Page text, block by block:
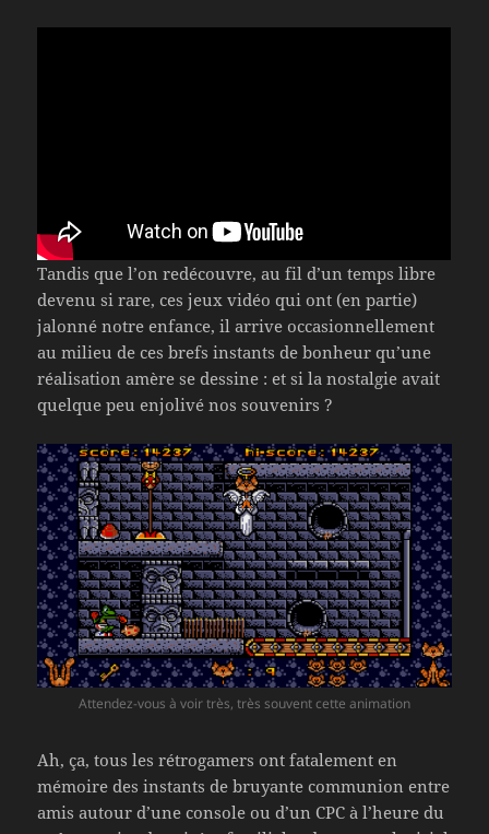
Tandis que l’on redécouvre, au fil d’un temps libre
devenu si rare, ces jeux vidéo qui ont (en partie)
jalonné notre enfance, il arrive occasionnellement
au milieu de ces brefs instants de bonheur qu’une
réalisation amère se dessine : et si la nostalgie avait
quelque peu enjolivé nos souvenirs ?
Attendez-vous à voir très, très souvent cette animation
Ah, ça, tous les rétrogamers ont fatalement en
mémoire des instants de bruyante communion entre
amis autour d’une console ou d’un CPC à l’heure du